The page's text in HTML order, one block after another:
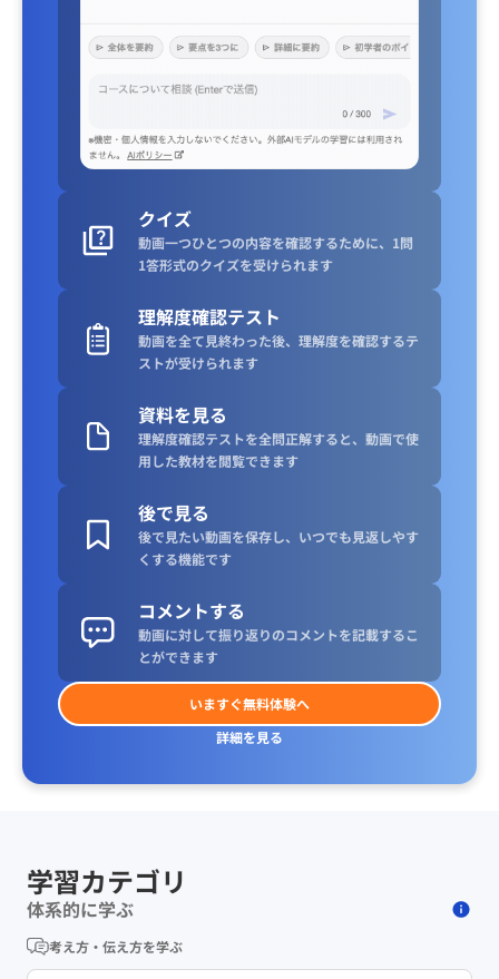
クイズ
動画一つひとつの内容を確認するために、1問
1答形式のクイズを受けられます
理解度確認テスト
動画を全て見終わった後、理解度を確認するテ
ストが受けられます
資料を見る
理解度確認テストを全問正解すると、動画で使
用した教材を閲覧できます
後で見る
後で見たい動画を保存し、いつでも見返しやす
くする機能です
コメントする
動画に対して振り返りのコメントを記載するこ
とができます
いますぐ無料体験へ
詳細を見る
学習カテゴリ
体系的に学ぶ
考え方・伝え方を学ぶ